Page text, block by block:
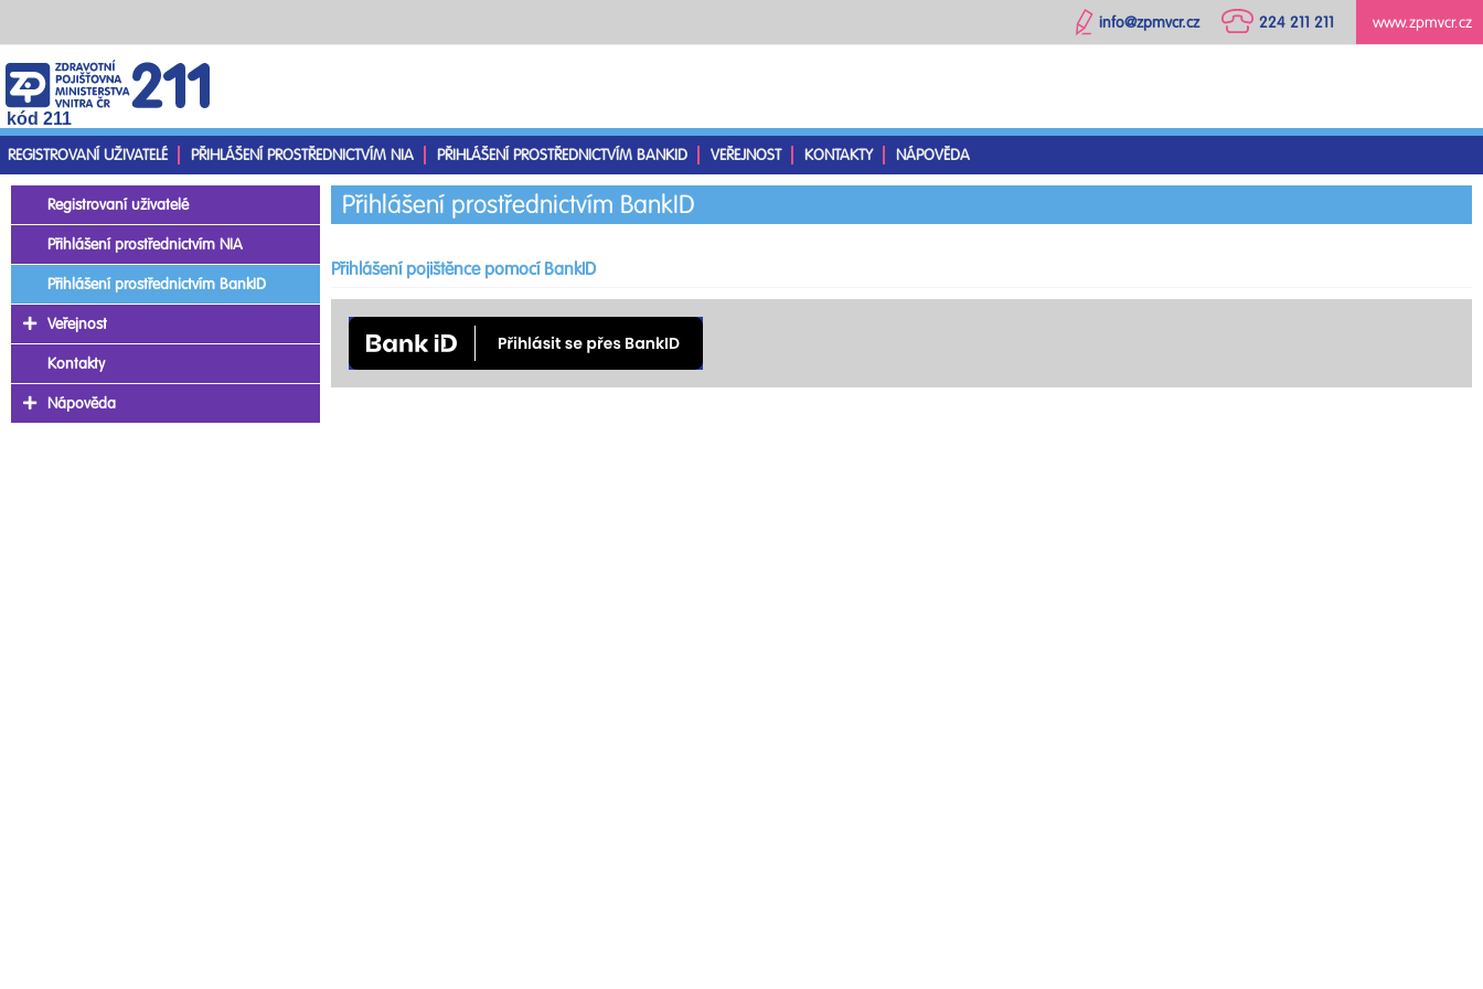
www.zpmvcr.cz
224 211 211
info@zpmvcr.cz
kód 211
REGISTROVANÍ UŽIVATELÉ
PŘIHLÁŠENÍ PROSTŘEDNICTVÍM NIA PŘIHLÁŠENÍ PROSTŘEDNICTVÍM BANKID VEŘEJNOST KONTAKTY NÁPOVĚDA
Přihlášení prostřednictvím BankID
Přihlášení pojištěnce pomocí BankID
Registrovaní uživatelé
Přihlášení prostřednictvím NIA
Přihlášení prostřednictvím BankID
Veřejnost
Kontakty
Nápověda